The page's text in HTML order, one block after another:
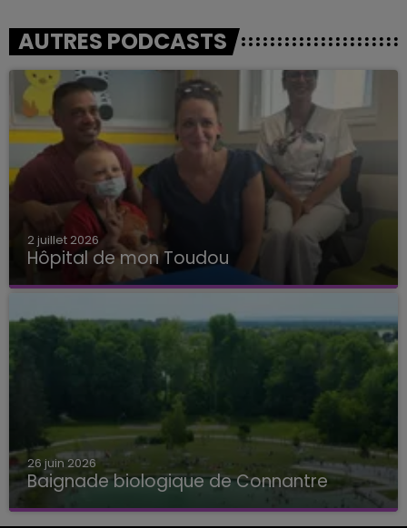
AUTRES PODCASTS
2 juillet 2026
Hôpital de mon Toudou
Hôpital de mon Toudou
26 juin 2026
Baignade biologique de Connantre
Baignade biologique de Connantre